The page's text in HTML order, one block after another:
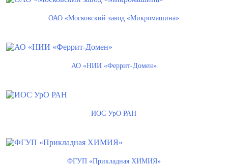
ОАО «Московский завод «Микромашина»
АО «НИИ «Феррит-Домен»
ИОС УрО РАН
ФГУП «Прикладная ХИМИЯ»